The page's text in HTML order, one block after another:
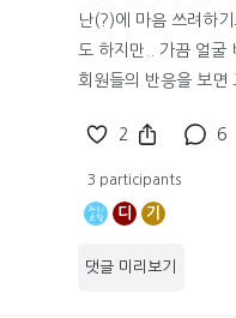
난(?)에 마음 쓰려하
도 하지만.. 가끔 얼굴
회원들의 반응을 보면
2 6
3 participants
디 기
댓글 미리보기